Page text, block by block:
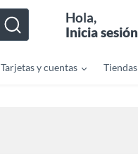
Hola,
Inicia sesión
Tarjetas y cuentas Tiendas